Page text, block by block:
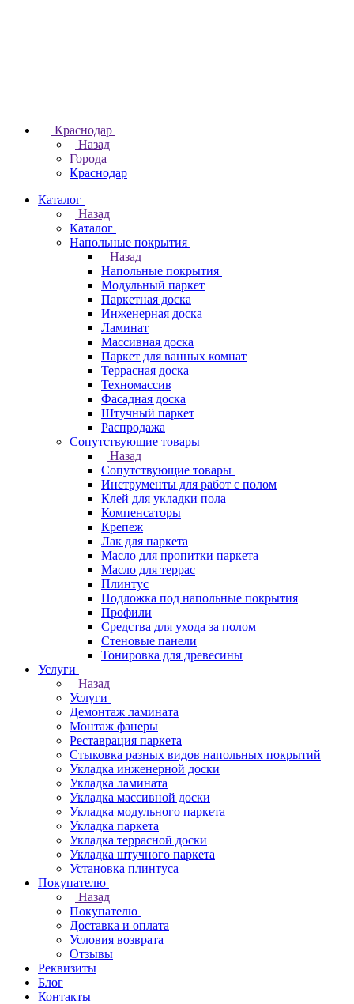
Краснодар
Назад
Города
Краснодар
Каталог
Назад
Каталог
Напольные покрытия
Назад
Напольные покрытия
Модульный паркет
Паркетная доска
Инженерная доска
Ламинат
Массивная доска
Паркет для ванных комнат
Террасная доска
Техномассив
Фасадная доска
Штучный паркет
Распродажа
Сопутствующие товары
Назад
Сопутствующие товары
Инструменты для работ с полом
Клей для укладки пола
Компенсаторы
Крепеж
Лак для паркета
Масло для пропитки паркета
Масло для террас
Плинтус
Подложка под напольные покрытия
Профили
Средства для ухода за полом
Стеновые панели
Тонировка для древесины
Услуги
Назад
Услуги
Демонтаж ламината
Монтаж фанеры
Реставрация паркета
Стыковка разных видов напольных покрытий
Укладка инженерной доски
Укладка ламината
Укладка массивной доски
Укладка модульного паркета
Укладка паркета
Укладка террасной доски
Укладка штучного паркета
Установка плинтуса
Покупателю
Назад
Покупателю
Доставка и оплата
Условия возврата
Отзывы
Реквизиты
Блог
Контакты